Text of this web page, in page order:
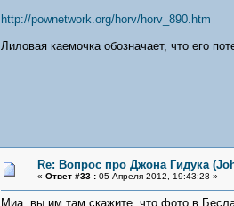
http://pownetwork.org/horv/horv_890.htm
Лиловая каемочка обозначает, что его
Re: Вопрос про Джона Гидука
« Ответ #33 :05 Апреля 2012, 19:43:28 »
Миа, вы им там скажите, что фото в